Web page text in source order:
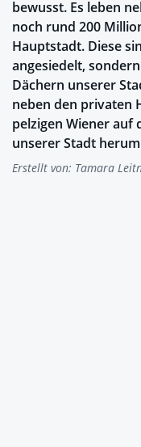
bewusst. Es leben
noch rund 200
Hauptstadt. Diese
angesiedelt,
Dächern unserer
neben den privaten
pelzigen Wiener auf
unserer Stadt
Erstellt von: Tamara